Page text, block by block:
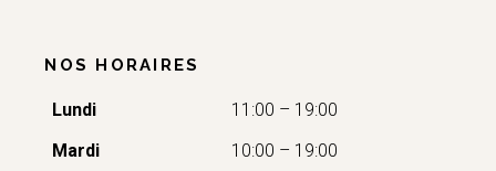
NOS HORAIRES
Lundi
11:00 – 19:00
Mardi
10:00 – 19:00